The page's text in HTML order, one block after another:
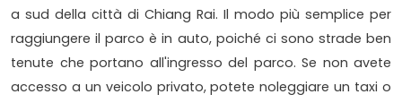
a sud della città di Chiang Rai. Il modo più semplice per
raggiungere il parco è in auto, poiché ci sono strade ben
tenute che portano all'ingresso del parco. Se non avete
accesso a un veicolo privato, potete noleggiare un taxi o